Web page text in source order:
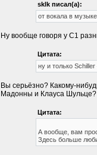
sklk писал(а):
от вокала в
Ну вообще говоря у С1
Цитата:
ну и только
Вы серьёзно? Какому-
Мадонны и Клауса Шульце?
Цитата:
А вообще, вам
Здесь больше